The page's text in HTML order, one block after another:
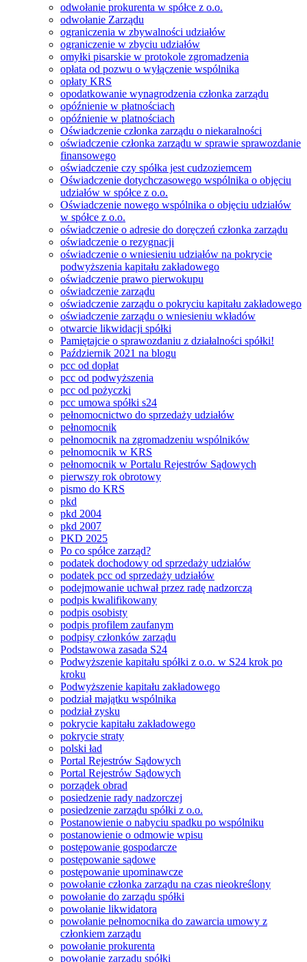
odwołanie prokurenta w spółce z o.o.
odwołanie Zarządu
ograniczenia w zbywalności udziałów
ograniczenie w zbyciu udziałów
omyłki pisarskie w protokole zgromadzenia
opłata od pozwu o wyłączenie wspólnika
opłaty KRS
opodatkowanie wynagrodzenia członka zarządu
opóźnienie w płatnościach
opóźnienie w platnościach
Oświadczenie członka zarządu o niekaralności
oświadczenie członka zarządu w sprawie sprawozdanie
finansowego
oświadczenie czy spółka jest cudzoziemcem
Oświadczenie dotychczasowego wspólnika o objęciu
udziałów w spółce z o.o.
Oświadczenie nowego wspólnika o objęciu udziałów
w spółce z o.o.
oświadczenie o adresie do doręczeń członka zarządu
oświadczenie o rezygnacji
oświadczenie o wniesieniu udziałów na pokrycie
podwyższenia kapitału zakładowego
oświadczenie prawo pierwokupu
oświadczenie zarządu
oświadczenie zarządu o pokryciu kapitału zakładowego
oświadczenie zarządu o wniesieniu wkładów
otwarcie likwidacji spółki
Pamiętajcie o sprawozdaniu z działalności spółki!
Październik 2021 na blogu
pcc od dopłat
pcc od podwyższenia
pcc od pożyczki
pcc umowa spółki s24
pełnomocnictwo do sprzedaży udziałów
pełnomocnik
pełnomocnik na zgromadzeniu wspólników
pełnomocnik w KRS
pełnomocnik w Portalu Rejestrów Sądowych
pierwszy rok obrotowy
pismo do KRS
pkd
pkd 2004
pkd 2007
PKD 2025
Po co spółce zarząd?
podatek dochodowy od sprzedaży udziałów
podatek pcc od sprzedaży udziałów
podejmowanie uchwał przez radę nadzorczą
podpis kwalifikowany
podpis osobisty
podpis profilem zaufanym
podpisy członków zarządu
Podstawowa zasada S24
Podwyższenie kapitału spółki z o.o. w S24 krok po
kroku
Podwyższenie kapitału zakładowego
podział majątku wspólnika
podział zysku
pokrycie kapitału zakładowego
pokrycie straty
polski ład
Portal Rejestrów Sądowych
Portal Rejestrów Sądowych
porządek obrad
posiedzenie rady nadzorczej
posiedzenie zarządu spółki z o.o.
Postanowienie o nabyciu spadku po wspólniku
postanowienie o odmowie wpisu
postępowanie gospodarcze
postępowanie sądowe
postępowanie upominawcze
powołanie członka zarządu na czas nieokreślony
powołanie do zarządu spółki
powołanie likwidatora
powołanie pełnomocnika do zawarcia umowy z
członkiem zarządu
powołanie prokurenta
powołanie zarządu spółki